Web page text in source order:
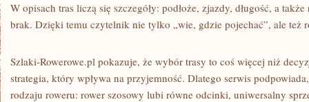
W opisach tras liczą się szczegóły: podłoże, zjazdy, długość, a
brak. Dzięki temu czytelnik nie tylko „wie, gdzie pojechać”, ale też
Szlaki-Rowerowe.pl pokazuje, że wybór trasy to coś więcej niż
strategia, który wpływa na przyjemność. Dlatego serwis
rodzaju roweru: rower szosowy lubi równe odcinki, uniwersalny